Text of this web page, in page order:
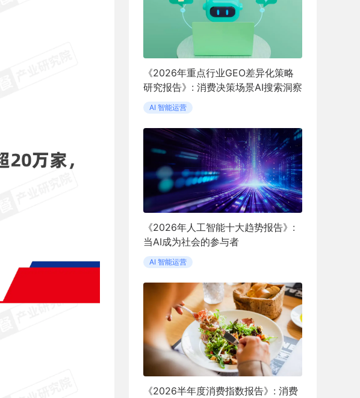
《2026年重点行业GEO差异化策略
研究报告》: 消费决策场景AI搜索洞察
AI 智能运营
《2026年人工智能十大趋势报告》:
当AI成为社会的参与者
AI 智能运营
《2026半年度消费指数报告》: 消费